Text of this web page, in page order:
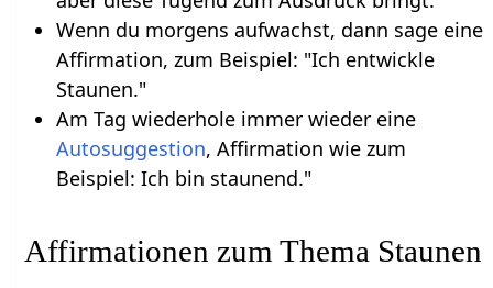
Wenn du morgens aufwachst, dann sage eine
Affirmation, zum Beispiel: "Ich entwickle
Staunen."
Am Tag wiederhole immer wieder eine
Autosuggestion, Affirmation wie zum
Beispiel: Ich bin staunend."
Affirmationen zum Thema Staunen